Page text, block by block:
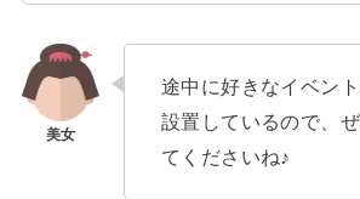
途中に好きなイベン
設置しているので、
てくださいね♪